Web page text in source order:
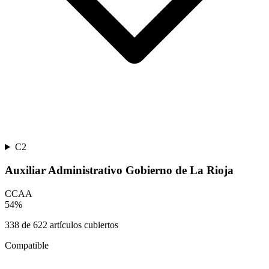
C2
Auxiliar Administrativo Gobierno de La Rioja
CCAA
54%
338 de 622 artículos cubiertos
Compatible